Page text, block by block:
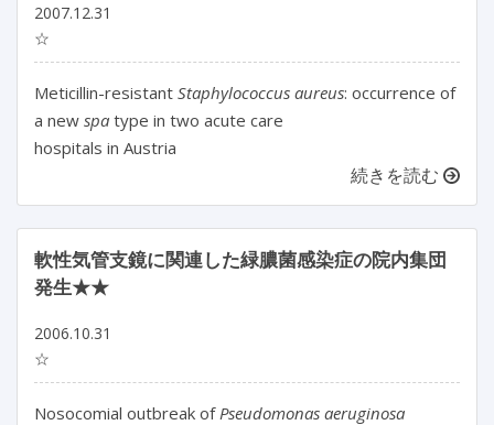
2007.12.31
☆
Meticillin-resistant Staphylococcus aureus: occurrence of
a new spa type in two acute care
hospitals in Austria
続きを読む
軟性気管支鏡に関連した緑膿菌感染症の院内集団
発生★★
2006.10.31
☆
Nosocomial outbreak ofPseudomonas aeruginosa